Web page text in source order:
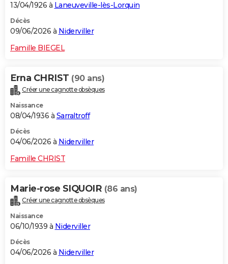
13/04/1926 à Laneuveville-lès-Lorquin
Décès
09/06/2026 à Niderviller
Famille BIEGEL
Erna CHRIST (90 ans)
Créer une cagnotte obsèques
Naissance
08/04/1936 à Sarraltroff
Décès
04/06/2026 à Niderviller
Famille CHRIST
Marie-rose SIQUOIR (86 ans)
Créer une cagnotte obsèques
Naissance
06/10/1939 à Niderviller
Décès
04/06/2026 à Niderviller